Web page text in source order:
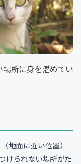
所に身を潜めてい
地面に近い位置）
けられない場所がた